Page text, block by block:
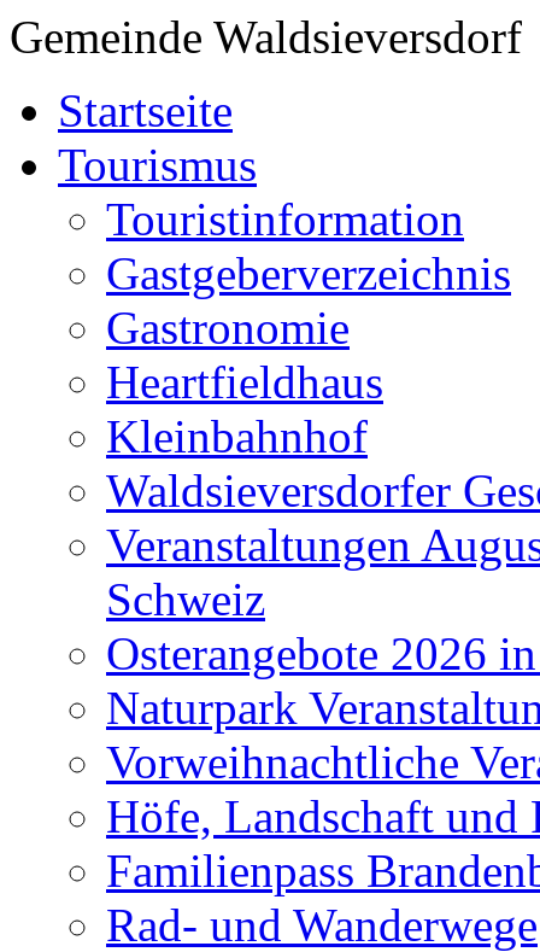
Gemeinde Waldsieversdorf
Startseite
Tourismus
Touristinformation
Gastgeberverzeichnis
Gastronomie
Heartfieldhaus
Kleinbahnhof
Waldsieversdorfer
Veranstaltungen
Schweiz
Osterangebote 2026
Naturpark
Vorweihnachtliche
Höfe, Landschaft und
Familienpass
Rad- und Wanderwege